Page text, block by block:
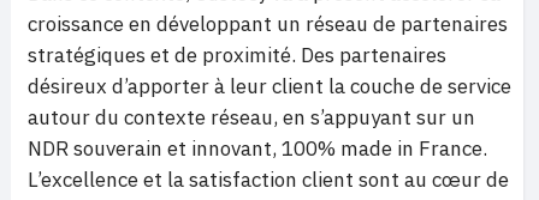
croissance en développant un réseau de partenaires
stratégiques et de proximité. Des partenaires
désireux d’apporter à leur client la couche de service
autour du contexte réseau, en s’appuyant sur un
NDR souverain et innovant, 100% made in France.
L’excellence et la satisfaction client sont au cœur de